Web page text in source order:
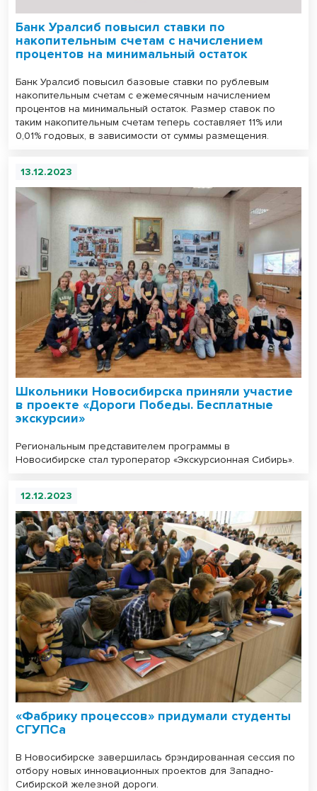
Банк Уралсиб повысил ставки по
накопительным счетам с начислением
процентов на минимальный остаток
Банк Уралсиб повысил базовые ставки по рублевым
накопительным счетам с ежемесячным начислением
процентов на минимальный остаток. Размер ставок по
таким накопительным счетам теперь составляет 11% или
0,01% годовых, в зависимости от суммы размещения.
13.12.2023
Школьники Новосибирска приняли участие
в проекте «Дороги Победы. Бесплатные
экскурсии»
Региональным представителем программы в
Новосибирске стал туроператор «Экскурсионная Сибирь».
12.12.2023
«Фабрику процессов» придумали студенты
СГУПСа
В Новосибирске завершилась брэндированная сессия по
отбору новых инновационных проектов для Западно-
Сибирской железной дороги.